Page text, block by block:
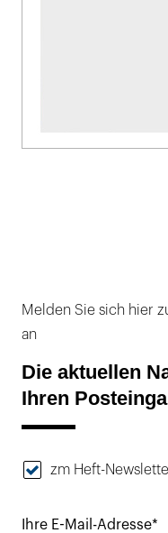
Melden Sie sich hier
an
Die aktuellen
Ihren
zm Heft-
Ihre E-Mail-Adresse*